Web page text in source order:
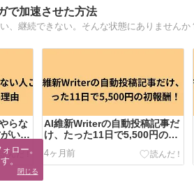
で加速させた方法
らな
いい
AI維新Writerの自動投稿記事だ
け、たった11日で5,500円の初
4ヶ月前
ロー。
。
閉じる